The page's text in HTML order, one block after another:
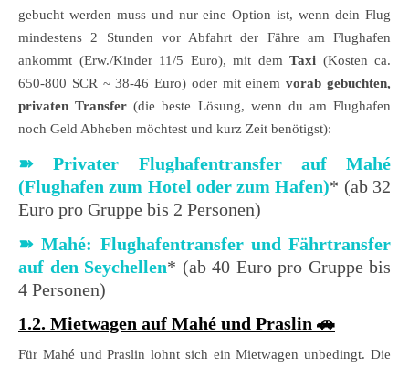
gebucht werden muss und nur eine Option ist, wenn dein Flug
mindestens 2 Stunden vor Abfahrt der Fähre am Flughafen
ankommt (Erw./Kinder 11/5 Euro), mit dem Taxi (Kosten ca.
650-800 SCR ~ 38-46 Euro) oder mit einemvorab gebuchten,
privaten Transfer (die beste Lösung, wenn du am Flughafen
noch Geld Abheben möchtest und kurz Zeit benötigst):
➽ Privater Flughafentransfer auf Mahé
(Flughafen zum Hotel oder zum Hafen)* (ab 32
Euro pro Gruppe bis 2 Personen)
➽ Mahé: Flughafentransfer und Fährtransfer
auf den Seychellen* (ab 40 Euro pro Gruppe bis
4 Personen)
1.2. Mietwagen auf Mahé und Praslin 🚗
Für Mahé und Praslin lohnt sich ein Mietwagen unbedingt. Die